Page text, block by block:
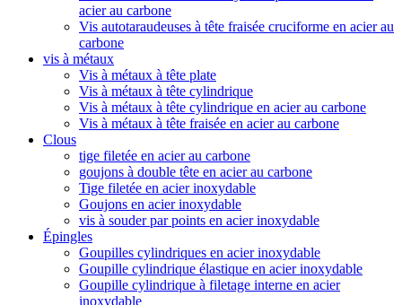
acier au carbone
Vis autotaraudeuses à tête fraisée cruciforme en acier au
carbone
vis à métaux
Vis à métaux à tête plate
Vis à métaux à tête cylindrique
Vis à métaux à tête cylindrique en acier au carbone
Vis à métaux à tête fraisée en acier au carbone
Clous
tige filetée en acier au carbone
goujons à double tête en acier au carbone
Tige filetée en acier inoxydable
Goujons en acier inoxydable
vis à souder par points en acier inoxydable
Épingles
Goupilles cylindriques en acier inoxydable
Goupille cylindrique élastique en acier inoxydable
Goupille cylindrique à filetage interne en acier
inoxydable